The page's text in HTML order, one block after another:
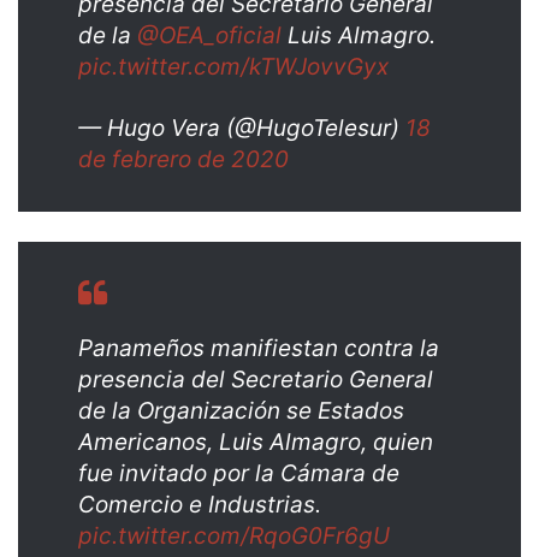
de la @OEA_oficial Luis Almagro.
pic.twitter.com/kTWJovvGyx
— Hugo Vera (@HugoTelesur) 18
de febrero de 2020
Panameños manifiestan contra la
presencia del Secretario General
de la Organización se Estados
Americanos, Luis Almagro, quien
fue invitado por la Cámara de
Comercio e Industrias.
pic.twitter.com/RqoG0Fr6gU